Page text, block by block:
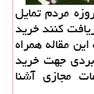
مردم تمایل
كنند خرید
مقاله همراه
جهت خرید
مجازی آشنا